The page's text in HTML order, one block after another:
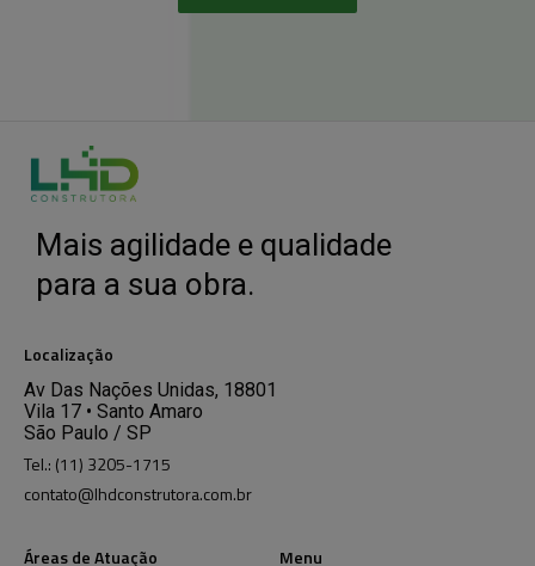
Mais agilidade e qualidade
para a sua obra.
Localização
Av Das Nações Unidas, 18801
Vila 17 • Santo Amaro
São Paulo / SP
Tel.: (11) 3205-1715
contato@lhdconstrutora.com.br
Áreas de Atuação Menu